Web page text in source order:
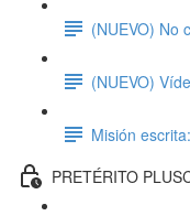
(NUEVO) No
(NUEVO)
Misión
PRETÉRITO